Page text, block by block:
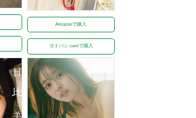
Amazonで購入
ヨドバシ.comで購入